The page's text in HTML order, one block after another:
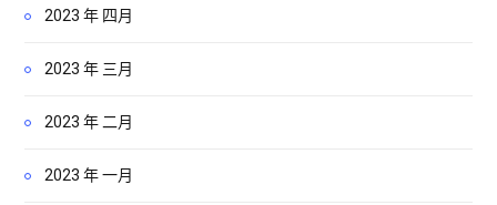
2023 年 四月
2023 年 三月
2023 年 二月
2023 年 一月